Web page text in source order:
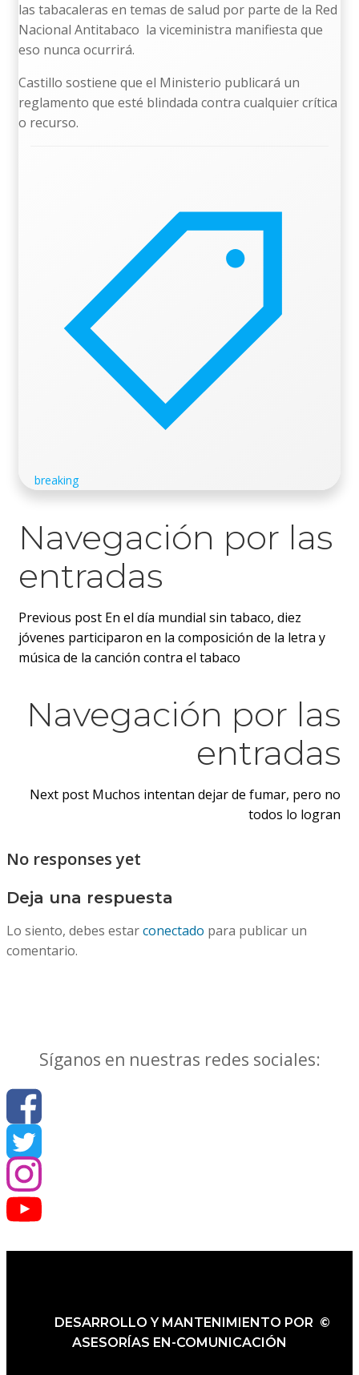
las tabacaleras en temas de salud por parte de la Red
Nacional Antitabaco la viceministra manifiesta que
eso nunca ocurrirá.
Castillo sostiene que el Ministerio publicará un
reglamento que esté blindada contra cualquier crítica
o recurso.
breaking
Navegación por las
entradas
Previous post En el día mundial sin tabaco, diez
jóvenes participaron en la composición de la letra y
música de la canción contra el tabaco
Navegación por las
entradas
Next post Muchos intentan dejar de fumar, pero no
todos lo logran
No responses yet
Deja una respuesta
Lo siento, debes estarconectado para publicar un
comentario.
Síganos en nuestras redes sociales:
DESARROLLO Y MANTENIMIENTO POR ©
ASESORÍAS EN-COMUNICACIÓN